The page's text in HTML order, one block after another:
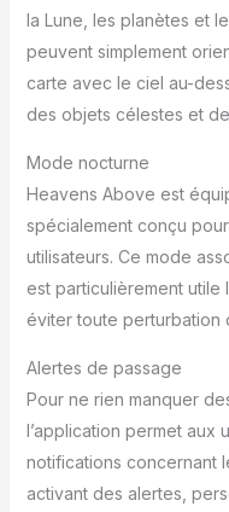
la Lune, les planètes et
peuvent simplement
carte avec le ciel au-
des objets célestes et
Mode nocturne
Heavens Above est
spécialement conçu
utilisateurs. Ce mode
est particulièrement utile
éviter toute perturbation
Alertes de passage
Pour ne rien manquer
l’application permet aux
notifications concernant
activant des alertes,